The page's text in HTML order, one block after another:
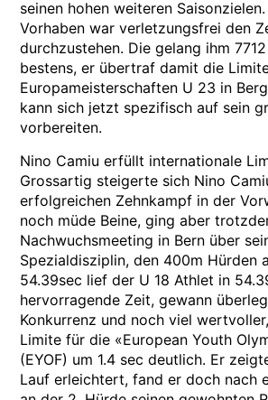
seinen hohen weiteren
Vorhaben war verletzungsfrei den
durchzustehen. Die gelang ihm
bestens, er übertraf damit die
Europameisterschaften U 23 in
kann sich jetzt spezifisch auf sein
vorbereiten.
Nino Camiu erfüllt internationale
Grossartig steigerte sich Nino
erfolgreichen Zehnkampf in der
noch müde Beine, ging aber
Nachwuchsmeeting in Bern über
Spezialdisziplin, den 400m Hürden
54.39sec lief der U 18 Athlet in
hervorragende Zeit, gewann
Konkurrenz und noch viel
Limite für die «European Youth
(EYOF) um 1.4 sec deutlich. Er
Lauf erleichtert, fand er doch nach